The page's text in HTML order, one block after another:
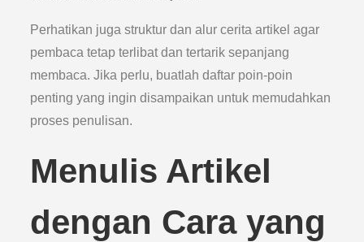
Perhatikan juga struktur dan alur cerita artikel agar
pembaca tetap terlibat dan tertarik sepanjang
membaca. Jika perlu, buatlah daftar poin-poin
penting yang ingin disampaikan untuk memudahkan
proses penulisan.
Menulis Artikel
dengan Cara yang